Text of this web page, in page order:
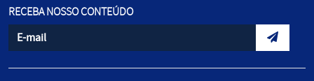
RECEBA NOSSO CONTEÚDO
Informe seu e-mail
Envidar